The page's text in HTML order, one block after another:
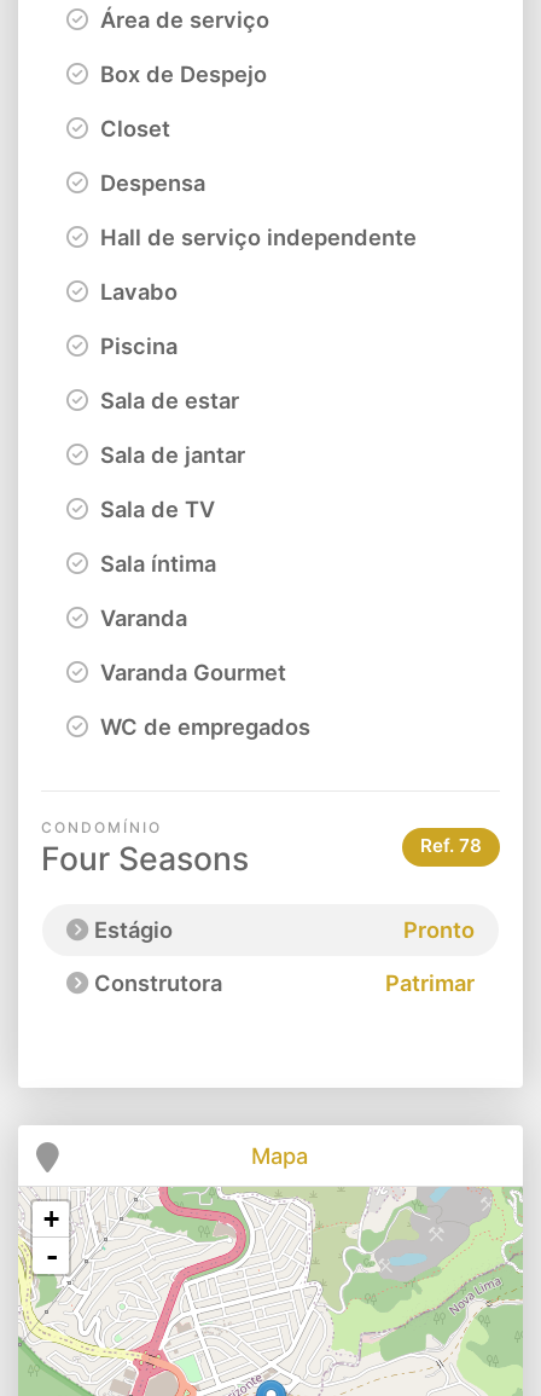
Área de serviço
Box de Despejo
Closet
Despensa
Hall de serviço independente
Lavabo
Piscina
Sala de estar
Sala de jantar
Sala de TV
Sala íntima
Varanda
Varanda Gourmet
WC de empregados
CONDOMÍNIO
Four Seasons Ref. 78
Estágio
Pronto
Construtora
Patrimar
Mapa
+
-